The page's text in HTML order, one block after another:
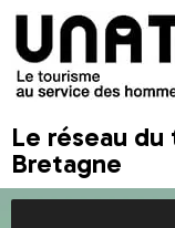
Le réseau
Bretagne